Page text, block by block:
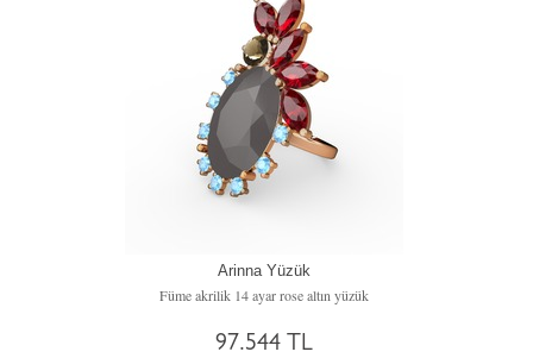
Arinna Yüzük
Füme akrilik 14 ayar rose altın yüzük
97.544 TL